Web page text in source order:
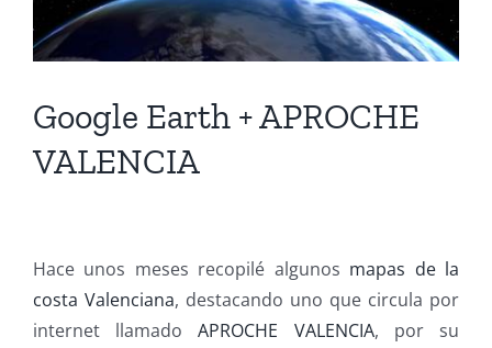
Google Earth + APROCHE
VALENCIA
Hace unos meses recopilé algunos mapas de la
costa Valenciana, destacando uno que circula por
internet llamadoAPROCHE VALENCIA, por su